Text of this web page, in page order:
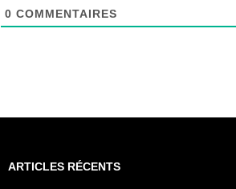
0 COMMENTAIRES
ARTICLES RÉCENTS